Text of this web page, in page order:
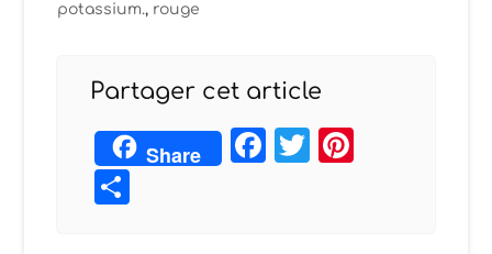
potassium., rouge
Partager cet article
Share Facebook
Twitter